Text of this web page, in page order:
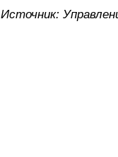
Источник: